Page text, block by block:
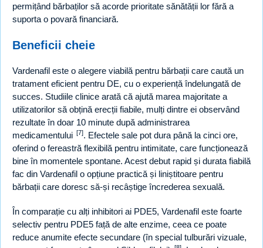
permițând bărbaților să acorde prioritate sănătății lor fără a
suporta o povară financiară.
Beneficii cheie
Vardenafil este o alegere viabilă pentru bărbații care caută un
tratament eficient pentru DE, cu o experiență îndelungată de
succes. Studiile clinice arată că ajută marea majoritate a
utilizatorilor să obțină erecții fiabile, mulți dintre ei observând
rezultate în doar 10 minute după administrarea
medicamentului [7]. Efectele sale pot dura până la cinci ore,
oferind o fereastră flexibilă pentru intimitate, care funcționează
bine în momentele spontane. Acest debut rapid și durata fiabilă
fac din Vardenafil o opțiune practică și liniștitoare pentru
bărbații care doresc să-și recâștige încrederea sexuală.
În comparație cu alți inhibitori ai PDE5, Vardenafil este foarte
selectiv pentru PDE5 față de alte enzime, ceea ce poate
reduce anumite efecte secundare (în special tulburări vizuale,